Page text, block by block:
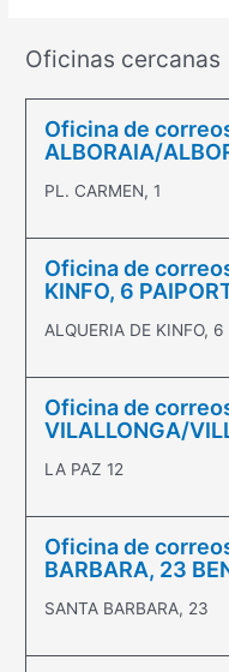
Oficinas cercanas
Oficina de
ALBORAIA/
PL. CARMEN, 1
Oficina de
KINFO, 6
ALQUERIA DE KINFO, 6
Oficina de
VILALLONGA/
LA PAZ 12
Oficina de
BARBARA, 23
SANTA BARBARA, 23